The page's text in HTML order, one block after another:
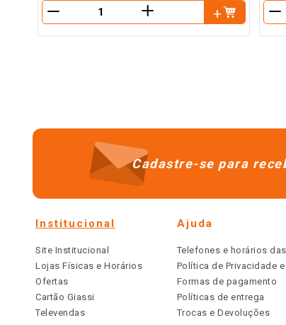
＋
Cadastre-se para
Institucional
Site Institucional
Lojas Físicas e Horários
Ofertas
Cartão Giassi
Televendas
Ajuda
Telefones e horários
Política de Privacidade
Formas de pagamento
Políticas de entrega
Trocas e Devoluções